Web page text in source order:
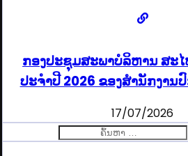
ກອງປະຊຸມສະພາບໍລິຫານ ສະ
ປະຈຳປີ 2026 ຂອງສຳນັກງານ
17/07/2026
ຄົ້ນຫາ